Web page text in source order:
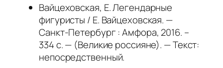
Вайцеховская, Е. Легендарные
фигуристы / Е. Вайцеховская. —
Санкт-Петербург : Амфора, 2016. –
334 с. — (Великие россияне). — Текст:
непосредственный.